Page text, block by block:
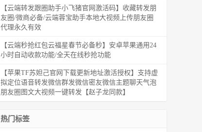
【云端转发跟圈助手小飞猪官网激活码】收藏转发朋
友圈/微商必备/云端蓉宝助手本地大视频上传朋友圈
代理永久有效
【云端秒抢红包云福星春节必备秒】安卓苹果通用24
小时自动收款功能/全天在线秒抢功能
【苹果TF苏妲己官网下载更新地址激活授权】支持虚
拟定位语音转发微信群发微信密友微信主题聊天气泡
朋友圈图文大视频一键转发【赵子龙同款】
热门标签